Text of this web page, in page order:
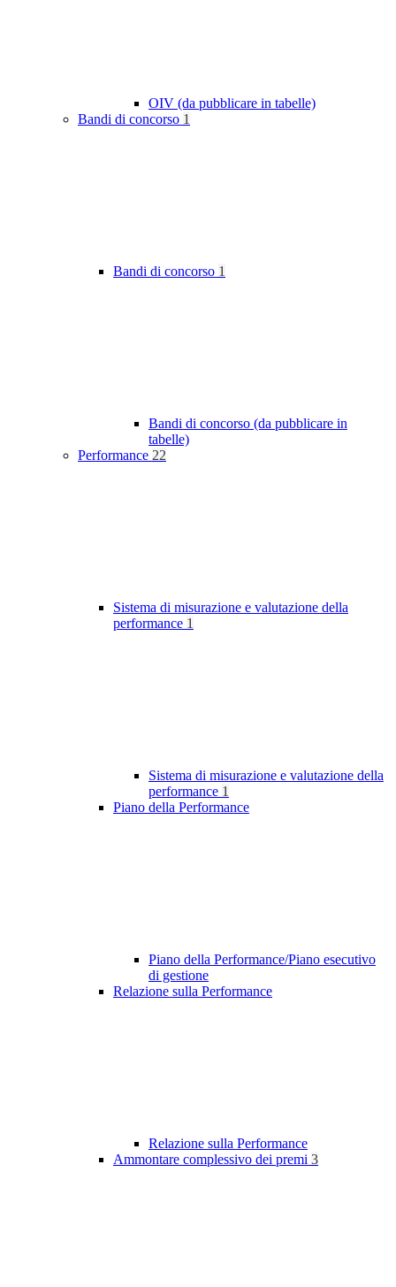
OIV (da pubblicare in tabelle)
Bandi di concorso 1
Bandi di concorso 1
Bandi di concorso (da pubblicare in
tabelle)
Performance 22
Sistema di misurazione e valutazione della
performance 1
Sistema di misurazione e valutazione della
performance 1
Piano della Performance
Piano della Performance/Piano esecutivo
di gestione
Relazione sulla Performance
Relazione sulla Performance
Ammontare complessivo dei premi 3